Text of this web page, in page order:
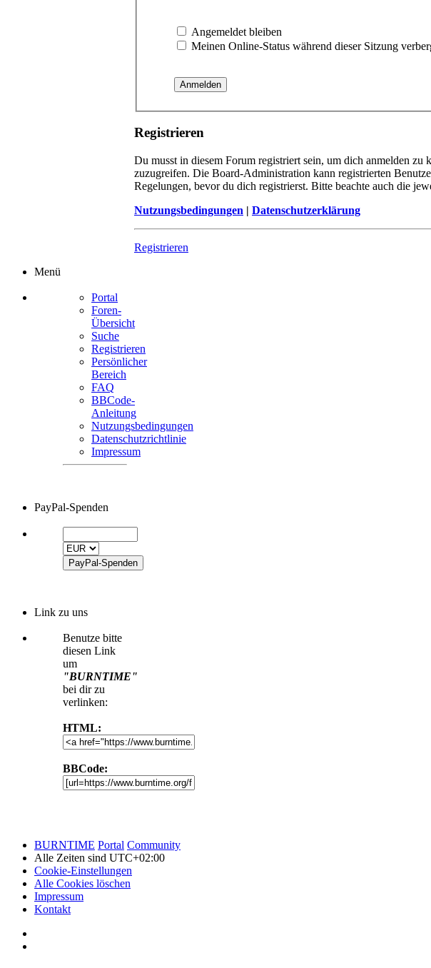
Angemeldet bleiben
Meinen Online-Status während dieser Sitzung
Registrieren
Du musst in diesem Forum registriert sein, um dich anmelden
zuzugreifen. Die Board-Administration kann registrierten
Regelungen, bevor du dich registrierst. Bitte beachte auch die
Nutzungsbedingungen | Datenschutzerklärung
Registrieren
Menü
Portal
Foren-
Übersicht
Suche
Registrieren
Persönlicher
Bereich
FAQ
BBCode-
Anleitung
Nutzungsbedingungen
Datenschutzrichtlinie
Impressum
PayPal-Spenden
Link zu uns
Benutze bitte
diesen Link
um
"BURNTIME"
bei dir zu
verlinken:
HTML:
BBCode:
BURNTIME Portal Community
Alle Zeiten sind UTC+02:00
Cookie-Einstellungen
Alle Cookies löschen
Impressum
Kontakt